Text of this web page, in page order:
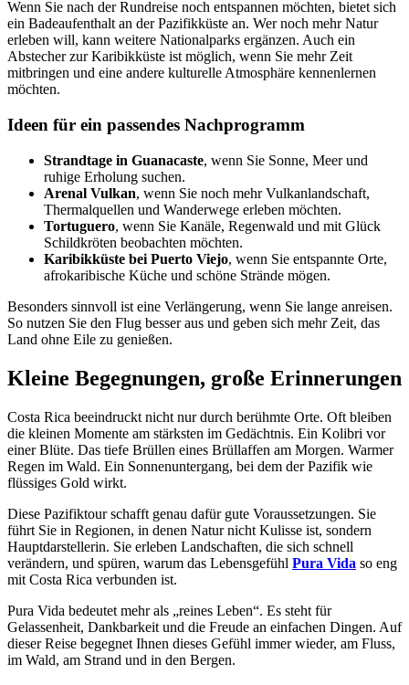
Wenn Sie nach der Rundreise noch entspannen möchten, bietet sich
ein Badeaufenthalt an der Pazifikküste an. Wer noch mehr Natur
erleben will, kann weitere Nationalparks ergänzen. Auch ein
Abstecher zur Karibikküste ist möglich, wenn Sie mehr Zeit
mitbringen und eine andere kulturelle Atmosphäre kennenlernen
möchten.
Ideen für ein passendes Nachprogramm
Strandtage in Guanacaste, wenn Sie Sonne, Meer und
ruhige Erholung suchen.
Arenal Vulkan, wenn Sie noch mehr Vulkanlandschaft,
Thermalquellen und Wanderwege erleben möchten.
Tortuguero, wenn Sie Kanäle, Regenwald und mit Glück
Schildkröten beobachten möchten.
Karibikküste bei Puerto Viejo, wenn Sie entspannte Orte,
afrokaribische Küche und schöne Strände mögen.
Besonders sinnvoll ist eine Verlängerung, wenn Sie lange anreisen.
So nutzen Sie den Flug besser aus und geben sich mehr Zeit, das
Land ohne Eile zu genießen.
Kleine Begegnungen, große Erinnerungen
Costa Rica beeindruckt nicht nur durch berühmte Orte. Oft bleiben
die kleinen Momente am stärksten im Gedächtnis. Ein Kolibri vor
einer Blüte. Das tiefe Brüllen eines Brüllaffen am Morgen. Warmer
Regen im Wald. Ein Sonnenuntergang, bei dem der Pazifik wie
flüssiges Gold wirkt.
Diese Pazifiktour schafft genau dafür gute Voraussetzungen. Sie
führt Sie in Regionen, in denen Natur nicht Kulisse ist, sondern
Hauptdarstellerin. Sie erleben Landschaften, die sich schnell
verändern, und spüren, warum das Lebensgefühl Pura Vida so eng
mit Costa Rica verbunden ist.
Pura Vida bedeutet mehr als „reines Leben“. Es steht für
Gelassenheit, Dankbarkeit und die Freude an einfachen Dingen. Auf
dieser Reise begegnet Ihnen dieses Gefühl immer wieder, am Fluss,
im Wald, am Strand und in den Bergen.